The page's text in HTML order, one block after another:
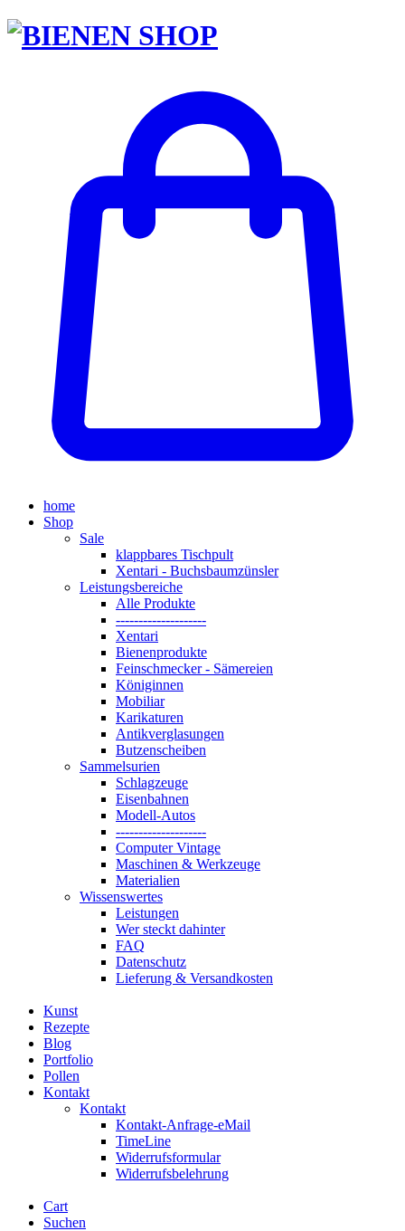
home
Shop
Sale
klappbares Tischpult
Xentari - Buchsbaumzünsler
Leistungsbereiche
Alle Produkte
--------------------
Xentari
Bienenprodukte
Feinschmecker - Sämereien
Königinnen
Mobiliar
Karikaturen
Antikverglasungen
Butzenscheiben
Sammelsurien
Schlagzeuge
Eisenbahnen
Modell-Autos
--------------------
Computer Vintage
Maschinen & Werkzeuge
Materialien
Wissenswertes
Leistungen
Wer steckt dahinter
FAQ
Datenschutz
Lieferung & Versandkosten
Kunst
Rezepte
Blog
Portfolio
Pollen
Kontakt
Kontakt
Kontakt-Anfrage-eMail
TimeLine
Widerrufsformular
Widerrufsbelehrung
Cart
Suchen